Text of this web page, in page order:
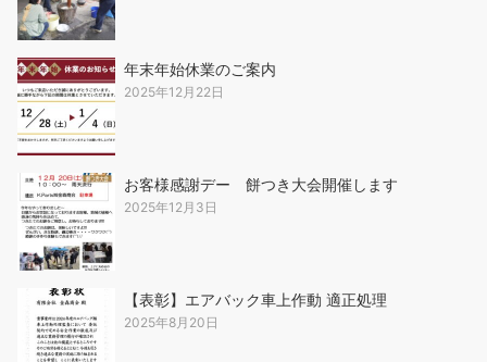
年末年始休業のご案内
2025年12月22日
お客様感謝デー 餅つき大会開催します
2025年12月3日
【表彰】エアバック車上作動 適正処理
2025年8月20日